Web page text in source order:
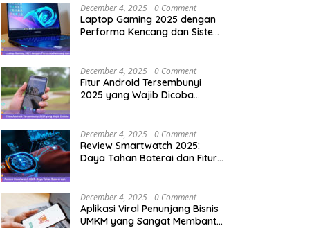
December 4, 2025 0 Comment
Laptop Gaming 2025 dengan
Performa Kencang dan Sistem
December 4, 2025 0 Comment
Fitur Android Tersembunyi
2025 yang Wajib Dicoba
December 4, 2025 0 Comment
Review Smartwatch 2025:
Daya Tahan Baterai dan Fitur
December 4, 2025 0 Comment
Aplikasi Viral Penunjang Bisnis
UMKM yang Sangat Membantu